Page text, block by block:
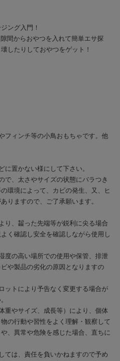
ング入門！
間からおやつを入れて簡単エサ探
したりしておやつをゲット！
フィンチ等の小鳥おもちゃです。他
に置かない様にして下さい。
で、太さやサイズの状態にバラつき
環境によって、カビの発生、又、ヒ
りますので、ご了承願います。
り、齧った先端等が鋭利に尖る場合
く確認し安全を確認しながら使用し
度の高い場所での使用や保管、排泄
や製品の劣化の原因となりますの
ットにより予告なく変更する場合が
重やサイズ、成長等）により、個体
の行動や習性をよく理解・観察して
、異常や危険を感じた場合、直ちに
ては、責任を負いかねますので予め